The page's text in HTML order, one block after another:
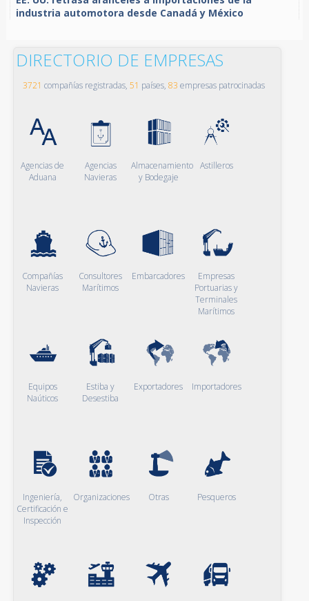
industria automotora desde Canadá y México
DIRECTORIO DE EMPRESAS
3721 compañías registradas, 51 países, 83 empresas patrocinadas
Agencias de
Aduana
Agencias
Navieras
Almacenamiento
y Bodegaje
Astilleros
Compañías
Navieras
Consultores
Marítimos
Embarcadores
Empresas
Portuarias y
Terminales
Marítimos
Equipos
Naúticos
Estiba y
Desestiba
Exportadores Importadores
Ingeniería,
Certificación e
Inspección
Organizaciones Otras Pesqueros